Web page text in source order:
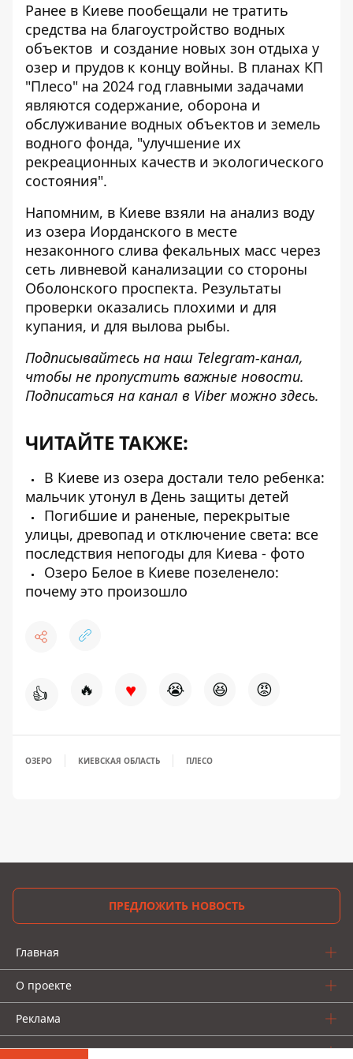
Ранее в Киеве пообещали не тратить
средства на благоустройство водных
объектов и создание новых зон отдыха у
озер и прудов к концу войны. В планах КП
"Плесо" на 2024 год главными задачами
являются содержание, оборона и
обслуживание водных объектов и земель
водного фонда, "улучшение их
рекреационных качеств и экологического
состояния".
Напомним, в Киеве взяли на анализ воду
из озера Иорданского в месте
незаконного слива фекальных масс через
сеть ливневой канализации со стороны
Оболонского проспекта. Результаты
проверки оказались плохими и для
купания, и для вылова рыбы.
Подписывайтесь на наш Telegram-канал,
чтобы не пропустить важные новости.
Подписаться на канал в Viber можно здесь.
ЧИТАЙТЕ ТАКЖЕ:
В Киеве из озера достали тело ребенка:
мальчик утонул в День защиты детей
Погибшие и раненые, перекрытые
улицы, древопад и отключение света: все
последствия непогоды для Киева - фото
Озеро Белое в Киеве позеленело:
почему это произошло
👍 🔥 ♥ 😭 😆 😡
ОЗЕРО КИЕВСКАЯ ОБЛАСТЬ ПЛЕСО
ПРЕДЛОЖИТЬ НОВОСТЬ
Главная
О проекте
Реклама
О нас